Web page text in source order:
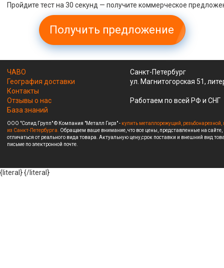
Пройдите тест на 30 секунд — получите коммерческое
Получить предложение
ЧАВО
География доставки
Контакты
Отзывы о нас
База знаний
Санкт-Петербург
ул. Магнитогорская 51,
Работаем по всей РФ и СНГ
ООО "Солид Групп" © Компания "Металл Гирз" - купить металлорежущий,
из Санкт-Петербурга. Обращаем ваше внимание, что все цены, представленные на
отличаться от реального вида товара. Актуальную цену,срок поставки и внешний вид
письме по электронной почте.
{literal}{/literal}